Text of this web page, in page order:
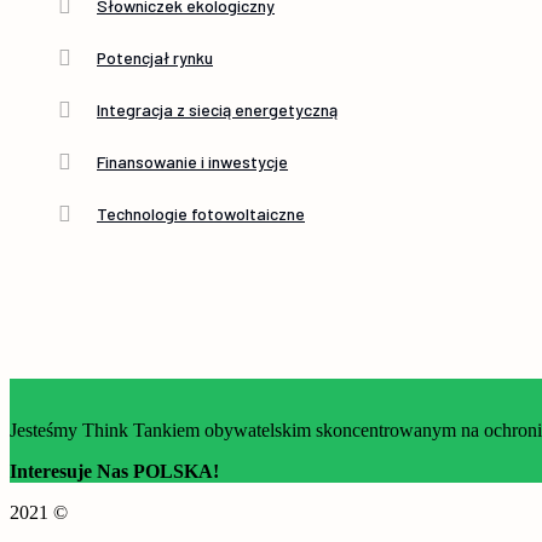
Słowniczek ekologiczny
Potencjał rynku
Integracja z siecią energetyczną
Finansowanie i inwestycje
Technologie fotowoltaiczne
Jesteśmy Think Tankiem obywatelskim skoncentrowanym na
Interesuje Nas POLSKA!
2021 ©